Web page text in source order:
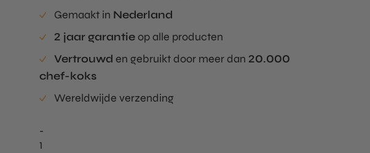
Gemaakt in Nederland
2 jaar garantieop alle producten
Vertrouwd en gebruikt door meer dan 20.000
chef-koks
Wereldwijde verzending
-
Sphere